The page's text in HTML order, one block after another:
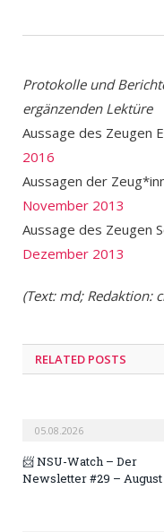
Protokolle und
ergänzenden Lektüre
Aussage des Zeugen
2016
Aussagen der
November 2013
Aussage des Zeugen
Dezember 2013
(Text: md; Redaktion:
RELATED POSTS
05.08.2026
📨 NSU-Watch – Der
Newsletter #29 – August